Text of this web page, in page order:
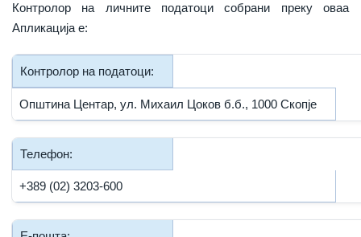
Контролор на личните податоци собрани преку оваа
Апликација е:
Контролор на податоци:
Општина Центар, ул. Михаил Цоков б.б., 1000 Скопје
Телефон:
+389 (02) 3203-600